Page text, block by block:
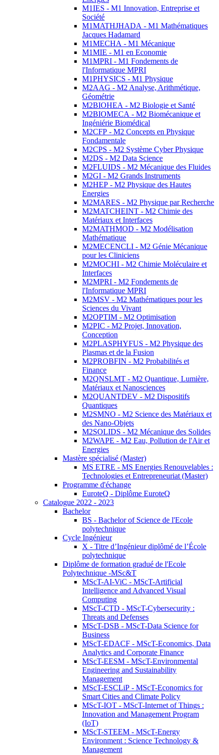
M1IES - M1 Innovation, Entreprise et
Société
M1MATHJHADA - M1 Mathématiques
Jacques Hadamard
M1MECHA - M1 Mécanique
M1MIE - M1 en Economie
M1MPRI - M1 Fondements de
l'Informatique MPRI
M1PHYSICS - M1 Physique
M2AAG - M2 Analyse, Arithmétique,
Géométrie
M2BIOHEA - M2 Biologie et Santé
M2BIOMECA - M2 Biomécanique et
Ingéniérie Biomédical
M2CFP - M2 Concepts en Physique
Fondamentale
M2CPS - M2 Système Cyber Physique
M2DS - M2 Data Science
M2FLUIDS - M2 Mécanique des Fluides
M2GI - M2 Grands Instruments
M2HEP - M2 Physique des Hautes
Energies
M2MARES - M2 Physique par Recherche
M2MATCHEINT - M2 Chimie des
Matériaux et Interfaces
M2MATHMOD - M2 Modélisation
Mathématique
M2MECENCLI - M2 Génie Mécanique
pour les Cliniciens
M2MOCHI - M2 Chimie Moléculaire et
Interfaces
M2MPRI - M2 Fondements de
l'Informatique MPRI
M2MSV - M2 Mathématiques pour les
Sciences du Vivant
M2OPTIM - M2 Optimisation
M2PIC - M2 Projet, Innovation,
Conception
M2PLASPHYFUS - M2 Physique des
Plasmas et de la Fusion
M2PROBFIN - M2 Probabilités et
Finance
M2QNSLMT - M2 Quantique, Lumière,
Matériaux et Nanosciences
M2QUANTDEV - M2 Dispositifs
Quantiques
M2SMNO - M2 Science des Matériaux et
des Nano-Objets
M2SOLIDS - M2 Mécanique des Solides
M2WAPE - M2 Eau, Pollution de l'Air et
Energies
Mastère spécialisé (Master)
MS ETRE - MS Energies Renouvelables :
Technologies et Entrepreneuriat (Master)
Programme d'échange
EuroteQ - Diplôme EuroteQ
Catalogue 2022 - 2023
Bachelor
BS - Bachelor of Science de l'Ecole
polytechnique
Cycle Ingénieur
X - Titre d’Ingénieur diplômé de l’École
polytechnique
Diplôme de formation gradué de l'Ecole
Polytechnique -MSc&T
MScT-AI-ViC - MScT-Artificial
Intelligence and Advanced Visual
Computing
MScT-CTD - MScT-Cybersecurity :
Threats and Defenses
MScT-DSB - MScT-Data Science for
Business
MScT-EDACF - MScT-Economics, Data
Analytics and Corporate Finance
MScT-EESM - MScT-Environmental
Engineering and Sustainability
Management
MScT-ESCLiP - MScT-Economics for
Smart Cities and Climate Policy
MScT-IOT - MScT-Internet of Things :
Innovation and Management Program
(IoT)
MScT-STEEM - MScT-Energy
Environment : Science Technology &
Management